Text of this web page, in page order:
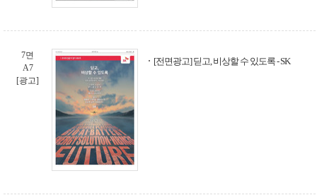
7면
A7
[광고]
[전면광고] 딛고, 비상할 수 있도록 - SK